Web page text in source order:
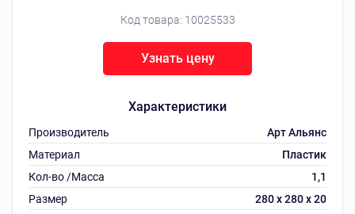
Код товара: 10025533
Характеристики
Производитель
Арт Альянс
Материал
Пластик
Кол-во /Масса
1,1
Размер
280 х 280 х 20
Узнать цену